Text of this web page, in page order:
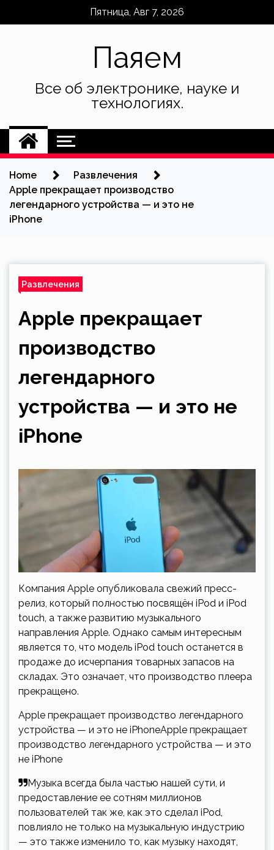
Пятница, Авг 7, 2026
Паяем
Все об электронике, науке и
технологиях.
Home
Развлечения
Apple прекращает производство
легендарного устройства — и это не
iPhone
Развлечения
Apple прекращает
производство
легендарного
устройства — и это не
iPhone
Компания Apple опубликовала свежий пресс-
релиз, который полностью посвящён iPod и iPod
touch, а также развитию музыкального
направления Apple. Однако самым интересным
является то, что модель iPod touch останется в
продаже до исчерпания товарных запасов на
складах. Это означает, что производство плеера
прекращено.
Apple прекращает производство легендарного
устройства — и это не iPhoneApple прекращает
производство легендарного устройства — и это
не iPhone
Музыка всегда была частью нашей сути, и
предоставление ее сотням миллионов
пользователей так же, как это сделал iPod,
повлияло не только на музыкальную индустрию
— это также изменило то, как музыку находят,